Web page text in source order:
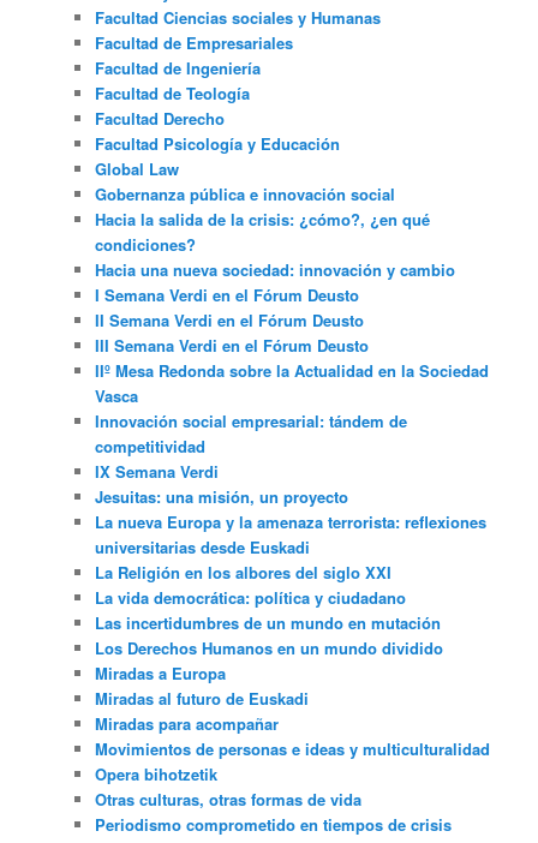
Facultad Ciencias sociales y Humanas
Facultad de Empresariales
Facultad de Ingeniería
Facultad de Teología
Facultad Derecho
Facultad Psicología y Educación
Global Law
Gobernanza pública e innovación social
Hacia la salida de la crisis: ¿cómo?, ¿en qué
condiciones?
Hacia una nueva sociedad: innovación y cambio
I Semana Verdi en el Fórum Deusto
II Semana Verdi en el Fórum Deusto
III Semana Verdi en el Fórum Deusto
IIº Mesa Redonda sobre la Actualidad en la Sociedad
Vasca
Innovación social empresarial: tándem de
competitividad
IX Semana Verdi
Jesuitas: una misión, un proyecto
La nueva Europa y la amenaza terrorista: reflexiones
universitarias desde Euskadi
La Religión en los albores del siglo XXI
La vida democrática: política y ciudadano
Las incertidumbres de un mundo en mutación
Los Derechos Humanos en un mundo dividido
Miradas a Europa
Miradas al futuro de Euskadi
Miradas para acompañar
Movimientos de personas e ideas y multiculturalidad
Opera bihotzetik
Otras culturas, otras formas de vida
Periodismo comprometido en tiempos de crisis